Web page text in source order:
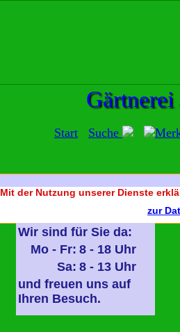
Start Suche
Gärtnerei
Wir sind für Sie da:
Mo - Fr: 8 - 18 Uhr
Sa: 8 - 13 Uhr
und freuen uns auf
Ihren Besuch.
Mit der Nutzung unserer Dienste
zur